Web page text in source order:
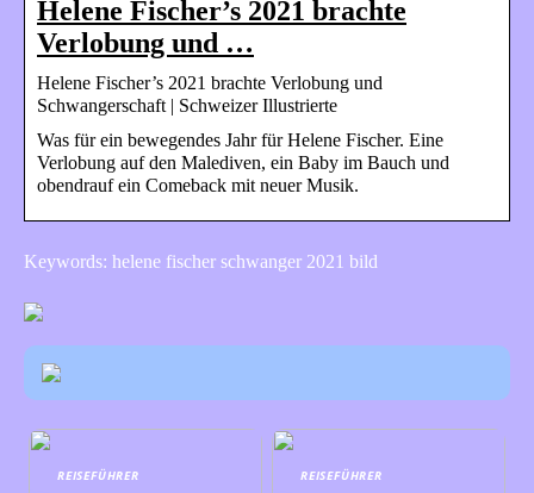
Helene Fischer’s 2021 brachte
Verlobung und …
Helene Fischer’s 2021 brachte Verlobung und
Schwangerschaft | Schweizer Illustrierte
Was für ein bewegendes Jahr für Helene Fischer. Eine
Verlobung auf den Malediven, ein Baby im Bauch und
obendrauf ein Comeback mit neuer Musik.
Keywords: helene fischer schwanger 2021 bild
REISEFÜHRER REISEFÜHRER